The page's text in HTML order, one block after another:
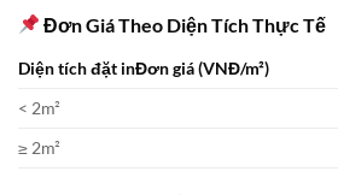
Đơn Giá Theo Diện Tích Thực Tế
Diện tích đặt inĐơn giá (VNĐ/m²)
< 2m²
≥ 2m²